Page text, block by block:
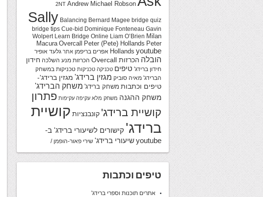
2NT Andrew Michael Robson
Sally Balancing Bernard Magee bridge quiz
bridge tips Cue-bid Dominique Fonteneau Gavin
Wolpert Learn Bridge Online Liam O’Brien Milan
Macura Overcall Peter (Pete) Hollands Peter
Hollands youtube אפרים בריפמן אתר גלעד אופיר
הובלה הכרזות Overcall הכרזות מנע השלכה חידון
חידון ברידג' טיפים טכניקה טכניקות טכניקות במשחק
הברידג' מאיה סוביק מגזין ברידג' מגזין ברידג'-
טיפים וכתבות משחק ברידג' משחק הברידג'
משחק ההגנה משחק מלא עקיפה עקיפות פתרון
קושיית ברידג' קונבנציות קושיית
ברידג' קישורים לשיעורי ברידג' ב-
youtubeשיעורי ברידג' שירי פאור-הופמן /
טיפים וכתבות
אתרים תוכנות וספרי ברידג'